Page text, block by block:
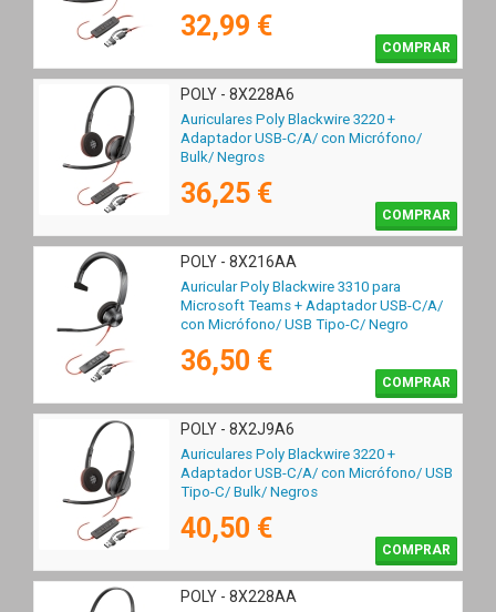
32,99 €
COMPRAR
POLY - 8X228A6
Auriculares Poly Blackwire 3220 +
Adaptador USB-C/A/ con Micrófono/
Bulk/ Negros
36,25 €
COMPRAR
POLY - 8X216AA
Auricular Poly Blackwire 3310 para
Microsoft Teams + Adaptador USB-C/A/
con Micrófono/ USB Tipo-C/ Negro
36,50 €
COMPRAR
POLY - 8X2J9A6
Auriculares Poly Blackwire 3220 +
Adaptador USB-C/A/ con Micrófono/ USB
Tipo-C/ Bulk/ Negros
40,50 €
COMPRAR
POLY - 8X228AA